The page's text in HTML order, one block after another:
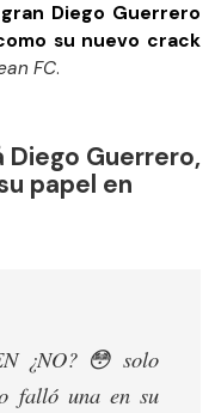
Diego Guerrero
su nuevo crack
FC.
Diego Guerrero,
papel en
¿NO? 😳 solo
falló una en su